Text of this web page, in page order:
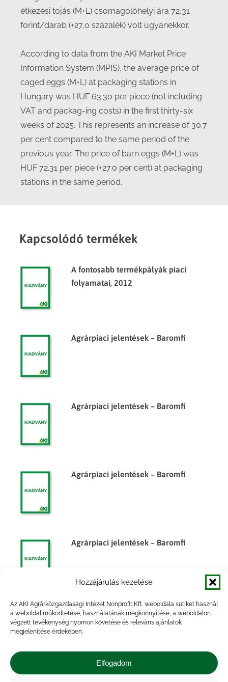
Hozzájárulás kezelése
Az AKI Agrárközgazdasági Intézet Nonprofit Kft. weboldala sütiket használ
a weboldal működtetése, használatának megkönnyítése, a weboldalon
végzett tevékenység nyomon követése és releváns ajánlatok
megjelenítése érdekében.
Elfogadom
étkezési tojás (M+L) csomagolóhelyi ára 72,31
forint/darab (+27,0 százalék) volt ugyanekkor.
According to data from the AKI Market Price
Information System (MPIS), the average price of
caged eggs (M+L) at packaging stations in
Hungary was HUF 63.30 per piece (not including
VAT and packag-ing costs) in the first thirty-six
weeks of 2025. This represents an increase of 30.7
per cent compared to the same period of the
previous year. The price of barn eggs (M+L) was
HUF 72.31 per piece (+27.0 per cent) at packaging
stations in the same period.
Kapcsolódó termékek
A fontosabb termékpályák piaci
folyamatai, 2012
Agrárpiaci jelentések – Baromfi
Agrárpiaci jelentések – Baromfi
Agrárpiaci jelentések – Baromfi
Agrárpiaci jelentések – Baromfi
Az élelmiszergazdaság
külkereskedelme, 2014. év